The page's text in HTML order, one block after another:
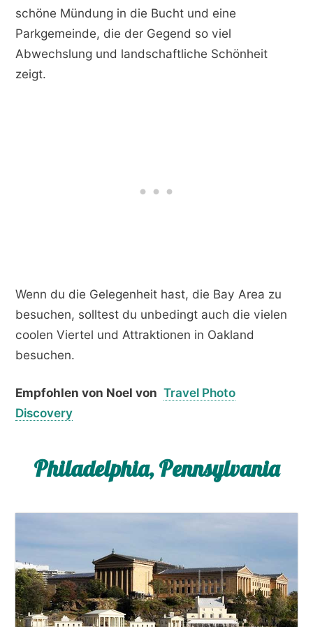
schöne Mündung in die Bucht und eine
Parkgemeinde, die der Gegend so viel
Abwechslung und landschaftliche Schönheit
zeigt.
Wenn du die Gelegenheit hast, die Bay Area zu
besuchen, solltest du unbedingt auch die vielen
coolen Viertel und Attraktionen in Oakland
besuchen.
Empfohlen von Noel von Travel Photo
Discovery
Philadelphia, Pennsylvania